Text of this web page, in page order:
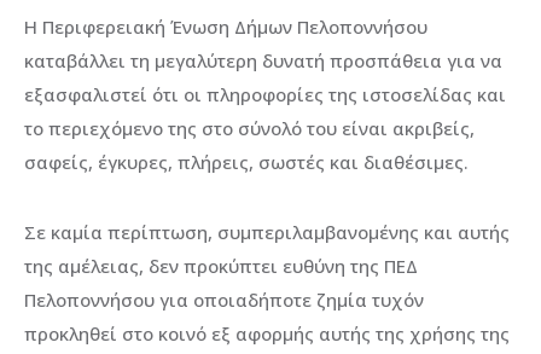
H Περιφερειακή Ένωση Δήμων Πελοποννήσου
καταβάλλει τη μεγαλύτερη δυνατή προσπάθεια για να
εξασφαλιστεί ότι οι πληροφορίες της ιστοσελίδας και
το περιεχόμενο της στο σύνολό του είναι ακριβείς,
σαφείς, έγκυρες, πλήρεις, σωστές και διαθέσιμες.
Σε καμία περίπτωση, συμπεριλαμβανομένης και αυτής
της αμέλειας, δεν προκύπτει ευθύνη της ΠΕΔ
Πελοποννήσου για οποιαδήποτε ζημία τυχόν
προκληθεί στο κοινό εξ αφορμής αυτής της χρήσης της